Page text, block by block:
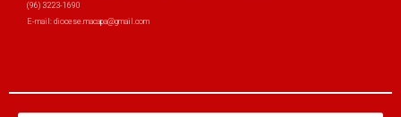
(96) 3223-1690
E-mail: diocese.macapa@gmail.com